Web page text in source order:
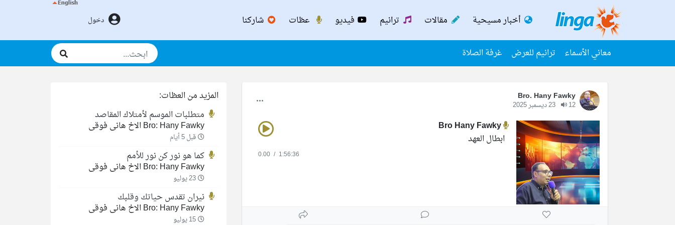
أخبار مسيحية مقالات ترانيم فيديو عظات شاركنا دخول
معاني الأسماء ترانيم للعرض غرفة الصلاة
Bro. Hany Fawky
12
Bro Hany Fawky
ابطال العهد
0.00 / 1:56:36
المزيد من العظات:
متطلبات الموسم لأمتلاك المقاصد
Bro: Hany Fawky الاخ هانى فوقى
قبل 5 أيام
كما هو نور كن نور للأمم
Bro: Hany Fawky الاخ هانى فوقى
23 يوليو
نيران تقدس حياتك وقلبك
Bro: Hany Fawky الاخ هانى فوقى
15 يوليو